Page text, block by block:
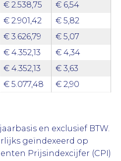
€ 2.538,75
€ 6,54
€ 2.901,42
€ 5,82
€ 3.626,79
€ 5,07
€ 4.352,13
€ 4,34
€ 4.352,13
€ 3,63
€ 5.077,48 € 2,90
en exclusief BTW.
geïndexeerd op
Prijsindexcijfer (CPI)